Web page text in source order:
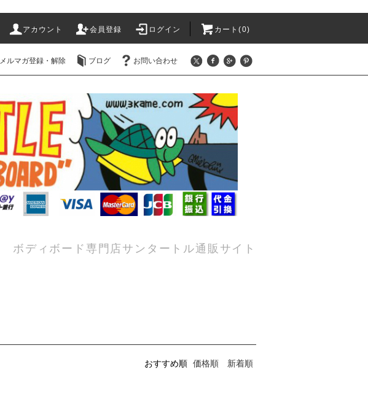
アカウント 会員登録 ログイン カート(0)
メルマガ登録・解除 ブログ お問い合わせ
ボディボード専門店サンタートル通販サイト
おすすめ順 価格順 新着順